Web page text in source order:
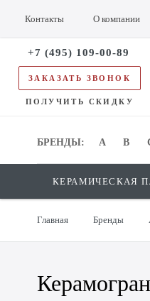
Контакты О компании
+7 (495) 109-00-89
ЗАКАЗАТЬ ЗВОНОК
ПОЛУЧИТЬ СКИДКУ
БРЕНДЫ: A B
БРЕНДЫ:
КЕРАМИЧЕСКАЯ
Главная Бренды